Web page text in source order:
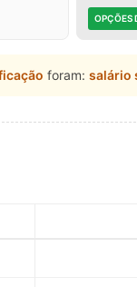
OPÇÕES
foram: salário